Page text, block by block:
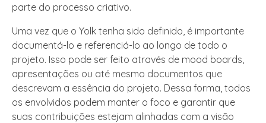
parte do processo criativo.
Uma vez que o Yolk tenha sido definido, é importante
documentá-lo e referenciá-lo ao longo de todo o
projeto. Isso pode ser feito através de mood boards,
apresentações ou até mesmo documentos que
descrevam a essência do projeto. Dessa forma, todos
os envolvidos podem manter o foco e garantir que
suas contribuições estejam alinhadas com a visão